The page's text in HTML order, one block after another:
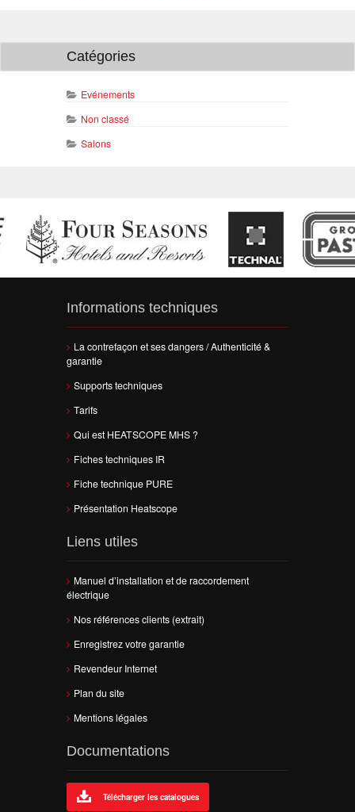
Catégories
Evénements
Non classé
Salons
Informations techniques
La contrefaçon et ses dangers / Authenticité &
garantie
Supports techniques
Tarifs
Qui est HEATSCOPE MHS ?
Fiches techniques IR
Fiche technique PURE
Présentation Heatscope
Liens utiles
Manuel d’installation et de raccordement
électrique
Nos références clients (extrait)
Enregistrez votre garantie
Revendeur Internet
Plan du site
Mentions légales
Documentations
Télécharger les catalogues